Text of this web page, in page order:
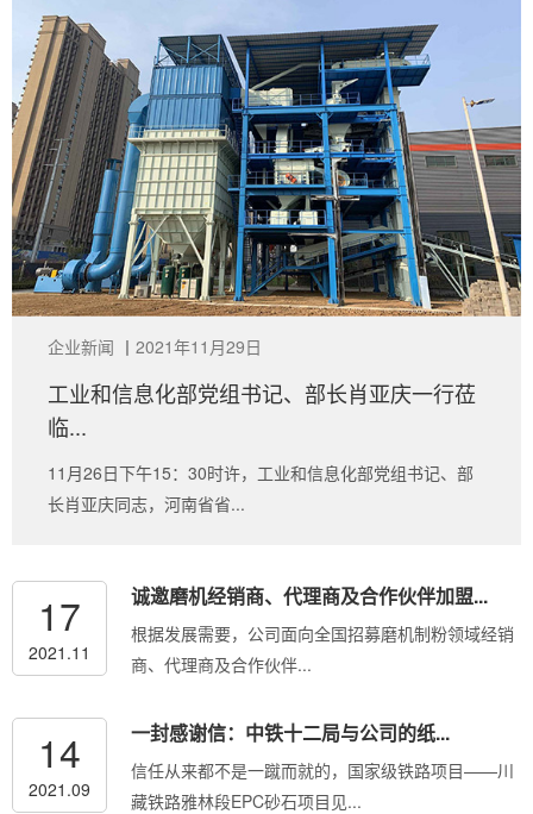
企业新闻 丨 2021年11月29日
工业和信息化部党组书记、部长肖亚庆一行莅
临...
11月26日下午15：30时许，工业和信息化部党组书记、部
长肖亚庆同志，河南省省...
17
2021.11
诚邀磨机经销商、代理商及合作伙伴加盟...
根据发展需要，公司面向全国招募磨机制粉领域经销
商、代理商及合作伙伴...
14
2021.09
一封感谢信：中铁十二局与公司的纸...
信任从来都不是一蹴而就的，国家级铁路项目——川
藏铁路雅林段EPC砂石项目见...